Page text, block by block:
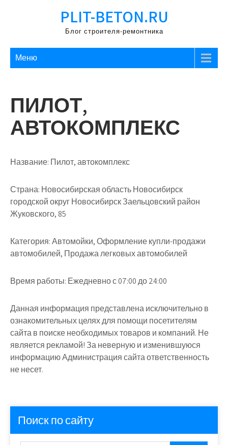
PLIT-BETON.RU
Блог строителя-ремонтника
Меню
ПИЛОТ,
АВТОКОМПЛЕКС
Название: Пилот, автокомплекс
Страна: Новосибирская область Новосибирск
городской округ Новосибирск Заельцовский район
Жуковского, 85
Категория:Автомойки, Оформление купли-продажи
автомобилей, Продажа легковых автомобилей
Время работы: Ежедневно с 07:00 до 24:00
Данная информация представлена исключительно в
ознакомительных целях для помощи посетителям
сайта в поиске необходимых товаров и компаний. Не
является рекламой! За неверную и изменившуюся
информацию Администрация сайта ответственность
не несет.
Поиск по сайту